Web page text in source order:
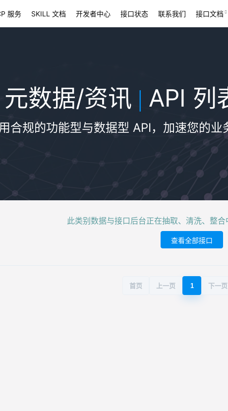
服务 SKILL 文档 开发者中心 接口状态 联系我们 接口文档
元数据/资讯 | API 列
合规的功能型与数据型 API，加速您的业
此类别数据与接口后台正在抽取、清洗、整
查看全部接口
首页 上一页 1 下一页